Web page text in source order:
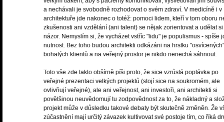
a nechávali je svobodně rozhodovat o svém zdraví. V medicíně i v
architektuře jde nakonec o totéž: pomoci lidem, kteří v tom oboru
zkušenosti ani vzdělání (ani talent) se nějak zorientovat a udělat si
názor. Nemyslím si, že vycházet vstříc "lidu" je populismus - spíše
nutnost. Bez toho budou architekti odkázáni na hrstku "osvícených"
bohatých klientů a na veřejný prostor je nikdo nenechá sáhnout.
Toto vše zde takto obšírně píši proto, že sice vzrůstá poptávka po
veřejné prezentaci velkých projektů (stojí sice na soukromém, ale
ovlivňují veřejné), ale ani veřejnost, ani investoři, ani architekti si
povětšinou neuvědomují tu zodpovědnost za to, že nákladný a
projekt může v důsledku takové debaty být skutečně změněn. Že
zúčastnění mají určitý závazek kultivovat své postoje tím, co říká